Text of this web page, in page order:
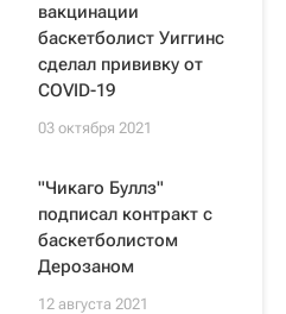
вакцинации
баскетболист Уиггинс
сделал прививку от
COVID-19
03 октября 2021
"Чикаго Буллз"
подписал контракт с
баскетболистом
Дерозаном
12 августа 2021